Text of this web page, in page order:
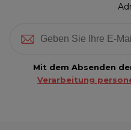
Mit dem Absenden
Verarbeitung